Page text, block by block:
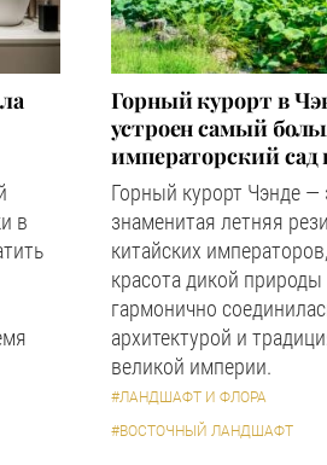
в
Горный курорт в
устроен самый
императорский сад
Горный курорт Чэнде —
знаменитая летняя
китайских
красота дикой природы
гармонично
архитектурой и
великой империи.
#ЛАНДШАФТ И ФЛОРА
#ВОСТОЧНЫЙ ЛАНДШАФТ